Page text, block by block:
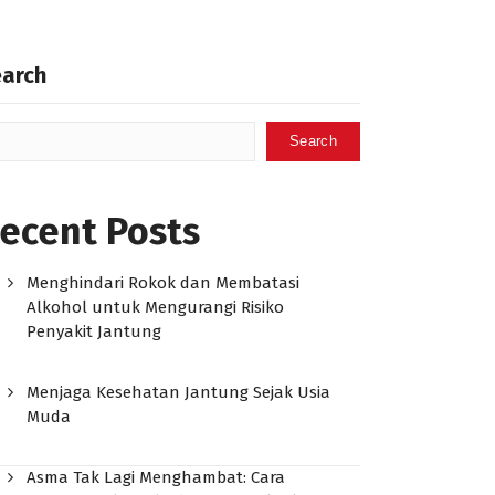
Search
Posts
Menghindari Rokok dan Membatasi
Alkohol untuk Mengurangi Risiko
Penyakit Jantung
Menjaga Kesehatan Jantung Sejak Usia
Muda
Asma Tak Lagi Menghambat: Cara